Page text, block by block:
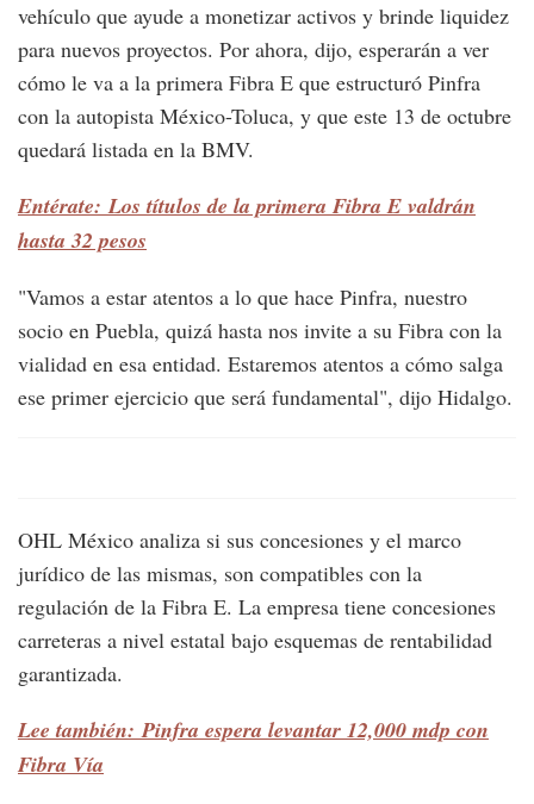
vehículo que ayude a monetizar activos y brinde liquidez
para nuevos proyectos. Por ahora, dijo, esperarán a ver
cómo le va a la primera Fibra E que estructuró Pinfra
con la autopista México-Toluca, y que este 13 de octubre
quedará listada en la BMV.
Entérate: Los títulos de la primera Fibra E valdrán
hasta 32 pesos
"Vamos a estar atentos a lo que hace Pinfra, nuestro
socio en Puebla, quizá hasta nos invite a su Fibra con la
vialidad en esa entidad. Estaremos atentos a cómo salga
ese primer ejercicio que será fundamental", dijo Hidalgo.
OHL México analiza si sus concesiones y el marco
jurídico de las mismas, son compatibles con la
regulación de la Fibra E. La empresa tiene concesiones
carreteras a nivel estatal bajo esquemas de rentabilidad
garantizada.
Lee también: Pinfra espera levantar 12,000 mdp con
Fibra Vía